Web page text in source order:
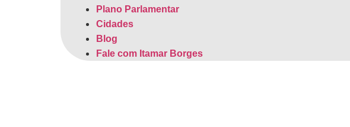
Plano Parlamentar
Cidades
Blog
Fale com Itamar Borges